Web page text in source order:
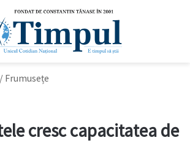
/ Frumusețe
cresc capacitatea de